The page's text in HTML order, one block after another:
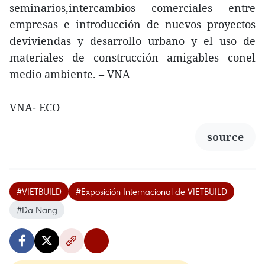
seminarios,intercambios comerciales entre
empresas e introducción de nuevos proyectos
deviviendas y desarrollo urbano y el uso de
materiales de construcción amigables conel
medio ambiente. – VNA
VNA- ECO
source
#VIETBUILD
#Exposición Internacional de VIETBUILD
#Da Nang